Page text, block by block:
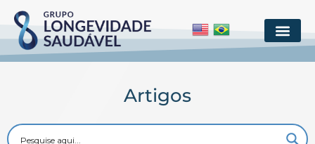
Artigos